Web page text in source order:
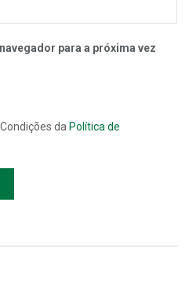
para a próxima vez
da Política de